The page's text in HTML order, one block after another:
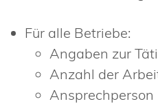
Für alle Betriebe:
Angaben zur
Anzahl der